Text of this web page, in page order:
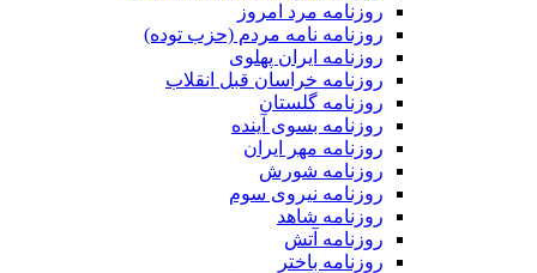
روزنامه مرد امروز
روزنامه نامه مردم (حزب توده)
روزنامه ایران پهلوی
روزنامه خراسان قبل انقلاب
روزنامه گلستان
روزنامه بسوی آینده
روزنامه مهر ایران
روزنامه شورش
روزنامه نیروی سوم
روزنامه شاهد
روزنامه آتش
روزنامه باختر